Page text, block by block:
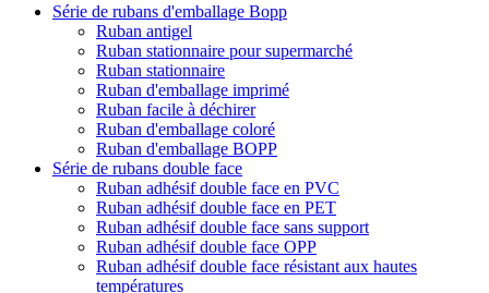
Série de rubans d'emballage Bopp
Ruban antigel
Ruban stationnaire pour supermarché
Ruban stationnaire
Ruban d'emballage imprimé
Ruban facile à déchirer
Ruban d'emballage coloré
Ruban d'emballage BOPP
Série de rubans double face
Ruban adhésif double face en PVC
Ruban adhésif double face en PET
Ruban adhésif double face sans support
Ruban adhésif double face OPP
Ruban adhésif double face résistant aux hautes
températures